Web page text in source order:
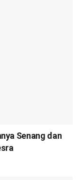
Senang dan